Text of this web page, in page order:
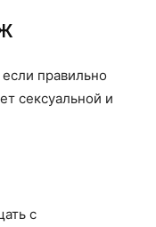
правильно
сексуальной и
с